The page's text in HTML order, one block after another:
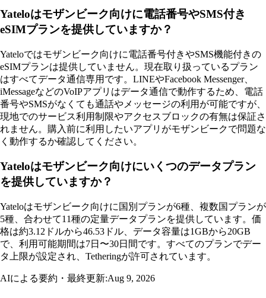
Yateloはモザンビーク向けに電話番号やSMS付き
eSIMプランを提供していますか？
Yateloではモザンビーク向けに電話番号付きやSMS機能付きの
eSIMプランは提供していません。現在取り扱っているプラン
はすべてデータ通信専用です。LINEやFacebook Messenger、
iMessageなどのVoIPアプリはデータ通信で動作するため、電話
番号やSMSがなくても通話やメッセージの利用が可能ですが、
現地でのサービス利用制限やアクセスブロックの有無は保証さ
れません。購入前に利用したいアプリがモザンビークで問題な
く動作するか確認してください。
Yateloはモザンビーク向けにいくつのデータプラン
を提供していますか？
Yateloはモザンビーク向けに国別プランが6種、複数国プランが
5種、合わせて11種の定量データプランを提供しています。価
格は約3.12ドルから46.53ドル、データ容量は1GBから20GB
で、利用可能期間は7日〜30日間です。すべてのプランでデー
タ上限が設定され、Tetheringが許可されています。
AIによる要約・最終更新:Aug 9, 2026